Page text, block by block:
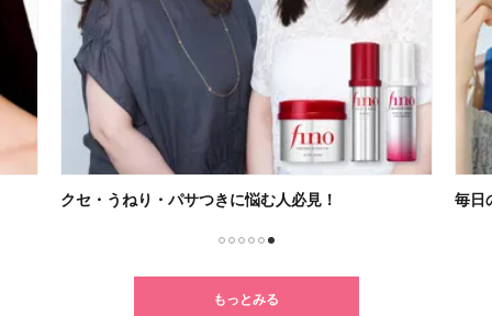
クセ・うねり・パサつきに悩む人必見！ 毎日
もっとみる